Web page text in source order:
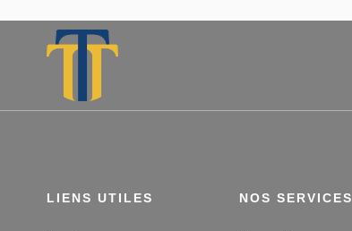
LIENS UTILES NOS SERVICES